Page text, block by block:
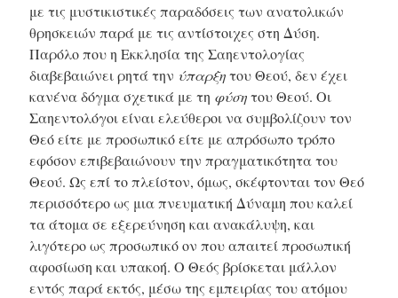
με τις μυστικιστικές παραδόσεις των ανατολικών
θρησκειών παρά με τις αντίστοιχες στη Δύση.
Παρόλο που η Εκκλησία της Σαηεντολογίας
διαβεβαιώνει ρητά την ύπαρξητου Θεού, δεν έχει
κανένα δόγμα σχετικά με τη φύσητου Θεού. Οι
Σαηεντολόγοι είναι ελεύθεροι να συμβολίζουν τον
Θεό είτε με προσωπικό είτε με απρόσωπο τρόπο
εφόσον επιβεβαιώνουν την πραγματικότητα του
Θεού. Ως επί το πλείστον, όμως, σκέφτονται τον Θεό
περισσότερο ως μια πνευματική Δύναμη που καλεί
τα άτομα σε εξερεύνηση και ανακάλυψη, και
λιγότερο ως προσωπικό ον που απαιτεί προσωπική
αφοσίωση και υπακοή. Ο Θεός βρίσκεται μάλλον
εντός παρά εκτός, μέσω της εμπειρίας του ατόμου